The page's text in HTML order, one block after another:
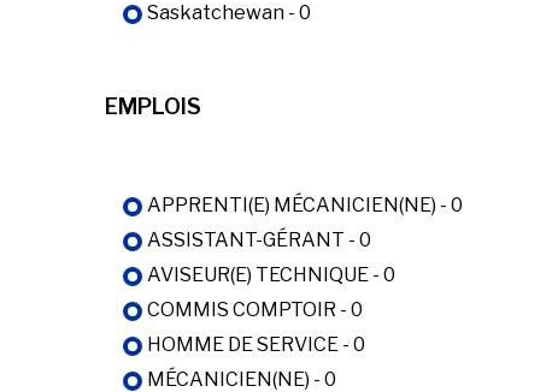
Saskatchewan - 0
EMPLOIS
APPRENTI(E) MÉCANICIEN(NE) - 0
ASSISTANT-GÉRANT - 0
AVISEUR(E) TECHNIQUE - 0
COMMIS COMPTOIR - 0
HOMME DE SERVICE - 0
MÉCANICIEN(NE) - 0